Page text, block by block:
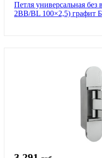
Петля универсальная
2BB/BL 100×2,5)